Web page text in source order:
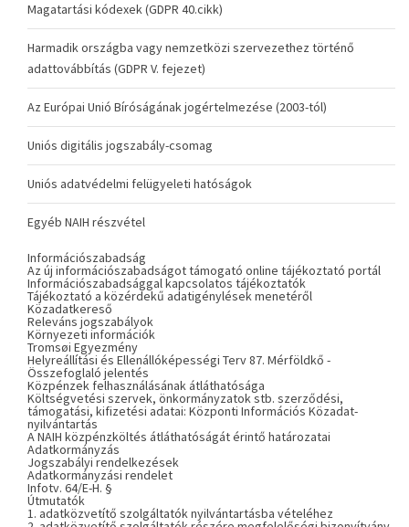
Magatartási kódexek (GDPR 40.cikk)
Harmadik országba vagy nemzetközi szervezethez történő
adattovábbítás (GDPR V. fejezet)
Az Európai Unió Bíróságának jogértelmezése (2003-tól)
Uniós digitális jogszabály-csomag
Uniós adatvédelmi felügyeleti hatóságok
Egyéb NAIH részvétel
Információszabadság
Az új információszabadságot támogató online tájékoztató portál
Információszabadsággal kapcsolatos tájékoztatók
Tájékoztató a közérdekű adatigénylések menetéről
Közadatkereső
Releváns jogszabályok
Környezeti információk
Tromsøi Egyezmény
Helyreállítási és Ellenállóképességi Terv 87. Mérföldkő -
Összefoglaló jelentés
Közpénzek felhasználásának átláthatósága
Költségvetési szervek, önkormányzatok stb. szerződési,
támogatási, kifizetési adatai: Központi Információs Közadat-
nyilvántartás
A NAIH közpénzköltés átláthatóságát érintő határozatai
Adatkormányzás
Jogszabályi rendelkezések
Adatkormányzási rendelet
Infotv. 64/E-H. §
Útmutatók
1. adatközvetítő szolgáltatók nyilvántartásba vételéhez